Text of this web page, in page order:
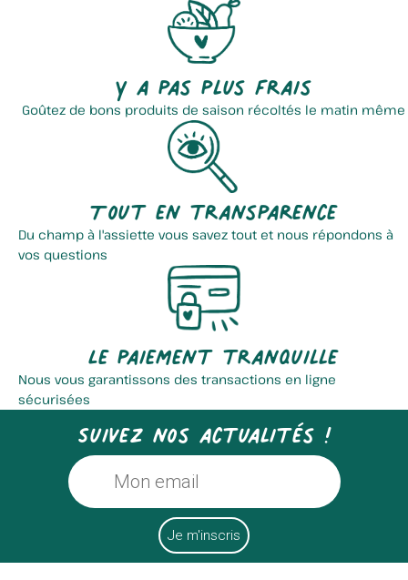
Y a pas plus frais
Goûtez de bons produits de saison récoltés le matin même
Tout en transparence
Du champ à l'assiette vous savez tout et nous répondons à
vos questions
Le paiement tranquille
Nous vous garantissons des transactions en ligne
sécurisées
Suivez nos actualités !